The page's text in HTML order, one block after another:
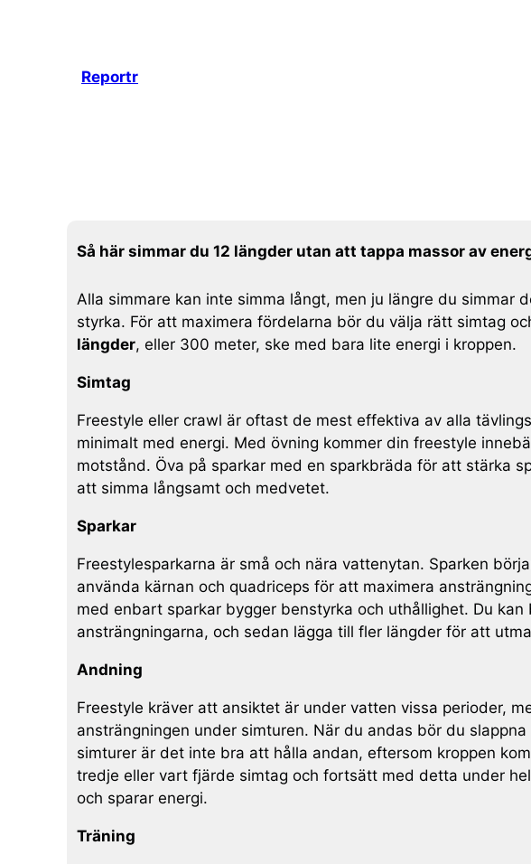
Reportr
Så här simmar du 12 längder utan att tappa massor av
Alla simmare kan inte simma långt, men ju längre du simmar
styrka. För att maximera fördelarna bör du välja rätt simtag
längder, eller 300 meter, ske med bara lite energi i kroppen.
Simtag
Freestyle eller crawl är oftast de mest effektiva av alla
minimalt med energi. Med övning kommer din freestyle
motstånd. Öva på sparkar med en sparkbräda för att stärka
att simma långsamt och medvetet.
Sparkar
Freestylesparkarna är små och nära vattenytan. Sparken
använda kärnan och quadriceps för att maximera
med enbart sparkar bygger benstyrka och uthållighet. Du
ansträngningarna, och sedan lägga till fler längder för att
Andning
Freestyle kräver att ansiktet är under vatten vissa perioder,
ansträngningen under simturen. När du andas bör du
simturer är det inte bra att hålla andan, eftersom kroppen
tredje eller vart fjärde simtag och fortsätt med detta under
och sparar energi.
Träning